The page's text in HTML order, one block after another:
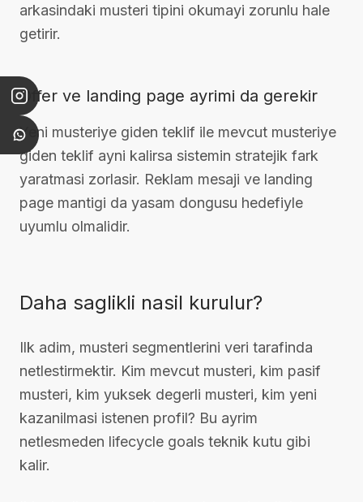
arkasindaki musteri tipini okumayi zorunlu hale
getirir.
Offer ve landing page ayrimi da gerekir
Yeni musteriye giden teklif ile mevcut musteriye
giden teklif ayni kalirsa sistemin stratejik fark
yaratmasi zorlasir. Reklam mesaji ve landing
page mantigi da yasam dongusu hedefiyle
uyumlu olmalidir.
Daha saglikli nasil kurulur?
Ilk adim, musteri segmentlerini veri tarafinda
netlestirmektir. Kim mevcut musteri, kim pasif
musteri, kim yuksek degerli musteri, kim yeni
kazanilmasi istenen profil? Bu ayrim
netlesmeden lifecycle goals teknik kutu gibi
kalir.